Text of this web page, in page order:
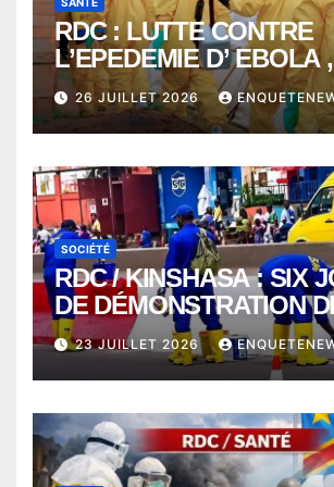
SANTÉ
RDC : LUTTE CONTRE
L’EPEDEMIE D’ EBOLA
MÉDECIN DE PLUS
À BUNIA
26 JUILLET 2026
SOCIÉTÉ
RDC / KINSHASA : SIX
DE DÉMONSTRATION
VOLONTÉ DE
KINSHASA AVEC LA
FORCE
23 JUILLET 2026